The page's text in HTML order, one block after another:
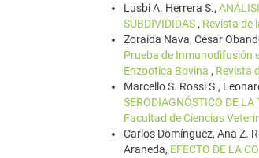
Lusbi A. Herrera S.,
SUBDIVIDIDAS , Revista de
Zoraida Nava, César
Prueba de Inmunodifusión
Enzootica Bovina , Revista
Marcello S. Rossi S.,
SERODIAGNÓSTICO DE
Facultad de Ciencias
Carlos Domínguez, Ana Z.
Araneda, EFECTO DE LA